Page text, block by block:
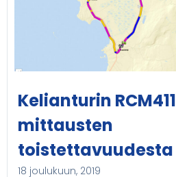
Kelianturin RCM411
mittausten
toistettavuudesta
18 joulukuun, 2019